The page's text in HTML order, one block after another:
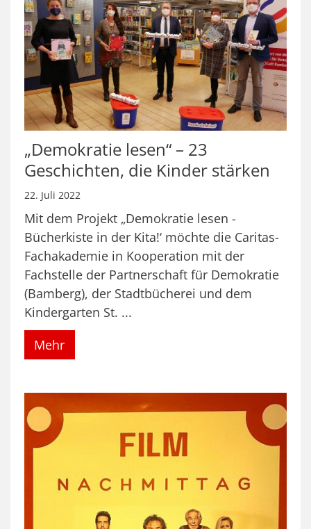
„Demokratie lesen“ – 23
Geschichten, die Kinder stärken
22. Juli 2022
Mit dem Projekt „Demokratie lesen -
Bücherkiste in der Kita!‘ möchte die Caritas-
Fachakademie in Kooperation mit der
Fachstelle der Partnerschaft für Demokratie
(Bamberg), der Stadtbücherei und dem
Kindergarten St. ...
Mehr